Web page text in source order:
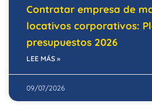
Contratar empresa de
locativos corporativos:
presupuestos 2026
LEE MÁS »
09/07/2026